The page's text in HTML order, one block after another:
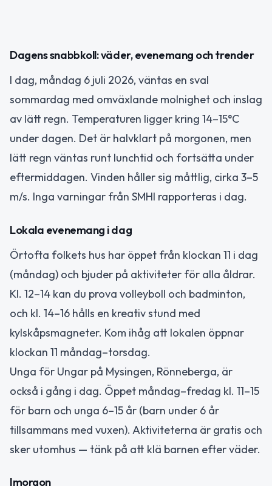
Dagens snabbkoll: väder, evenemang och trender
I dag, måndag 6 juli 2026, väntas en sval
sommardag med omväxlande molnighet och inslag
av lätt regn. Temperaturen ligger kring 14–15°C
under dagen. Det är halvklart på morgonen, men
lätt regn väntas runt lunchtid och fortsätta under
eftermiddagen. Vinden håller sig måttlig, cirka 3–5
m/s. Inga varningar från SMHI rapporteras i dag.
Lokala evenemang i dag
Örtofta folkets hus har öppet från klockan 11 i dag
(måndag) och bjuder på aktiviteter för alla åldrar.
Kl. 12–14 kan du prova volleyboll och badminton,
och kl. 14–16 hålls en kreativ stund med
kylskåpsmagneter. Kom ihåg att lokalen öppnar
klockan 11 måndag–torsdag.
Unga för Ungar på Mysingen, Rönneberga, är
också i gång i dag. Öppet måndag–fredag kl. 11–15
för barn och unga 6–15 år (barn under 6 år
tillsammans med vuxen). Aktiviteterna är gratis och
sker utomhus — tänk på att klä barnen efter väder.
Imorgon